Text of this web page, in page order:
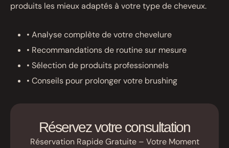
produits les mieux adaptés à votre type de cheveux.
• Analyse complète de votre chevelure
• Recommandations de routine sur mesure
• Sélection de produits professionnels
• Conseils pour prolonger votre brushing
Réservez votre consultation
Réservation Rapide Gratuite – Votre Moment